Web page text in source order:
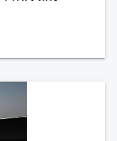
qui en
qui apaisent.
échanger